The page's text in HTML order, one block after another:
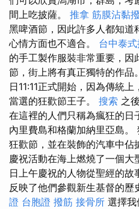
間上吃披薩。 推拿 筋膜沾黏
黑啤酒節，因此許多人都知道
心情方面也不適合。 台中泰
的手工製作服裝非常重要，
節，街上將有真正獨特的作品
日11:11正式開始，因為傳統
當選的狂歡節王子。 搜索 之
在這裡的人們只稱為瘋狂的
內里費島和格蘭加納里亞島。
狂歡節，並在裝飾的汽車中佔
慶祝活動在海上燃燒了一個
日上午慶祝的人物從聖經的故
反映了他們參觀新生基督的歷
證 台胞證 撥筋 接骨所 選擇我